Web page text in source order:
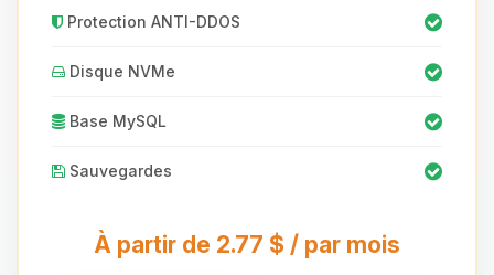
Protection ANTI-DDOS
Disque NVMe
Base MySQL
Sauvegardes
À partir de 2.77 $ / par mois